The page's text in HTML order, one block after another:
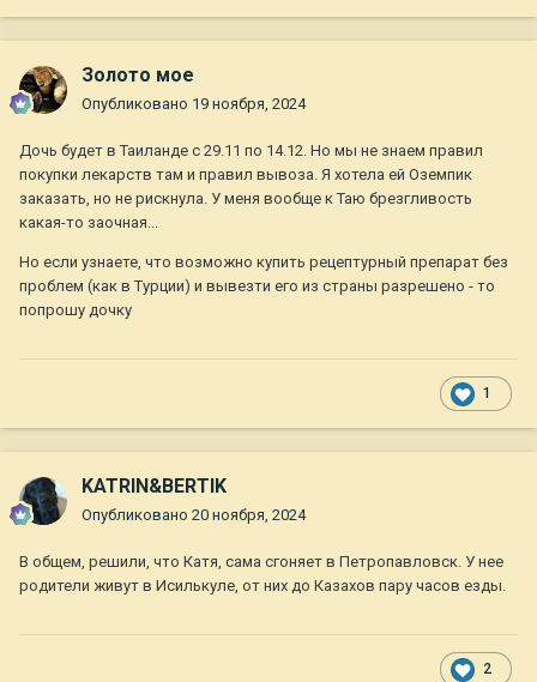
Золото мое
Опубликовано 19 ноября, 2024
Дочь будет в Таиланде с 29.11 по 14.12. Но мы не знаем правил
покупки лекарств там и правил вывоза. Я хотела ей Оземпик
заказать, но не рискнула. У меня вообще к Таю брезгливость
какая-то заочная...
Но если узнаете, что возможно купить рецептурный препарат без
проблем (как в Турции) и вывезти его из страны разрешено - то
попрошу дочку
1
KATRIN&BERTIK
Опубликовано 20 ноября, 2024
В общем, решили, что Катя, сама сгоняет в Петропавловск. У нее
родители живут в Исилькуле, от них до Казахов пару часов езды.
2